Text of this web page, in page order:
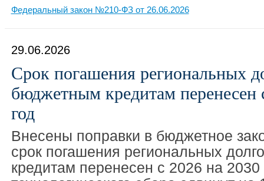
Федеральный закон №210-ФЗ от 26.06.2026
29.06.2026
Срок погашения региональных
бюджетным кредитам перенесен
год
Внесены поправки в бюджетное
срок погашения региональных
кредитам перенесен с 2026 на 2030